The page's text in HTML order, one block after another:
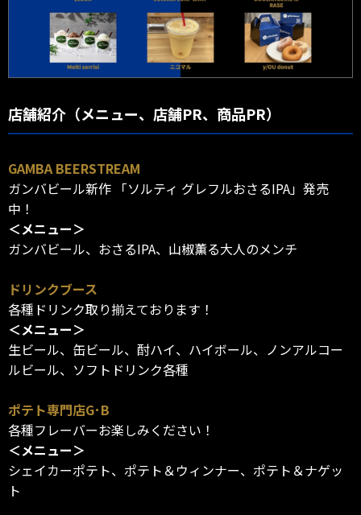
店舗紹介（メニュー、店舗PR、商品PR）
GAMBA BEERSTREAM
ガンバビール新作 「ソルティ グレフルおさるIPA」発売
中！
＜メニュー＞
ガンバビール、おさるIPA、山椒薫る大人のメンチ
ドリンクブース
各種ドリンク取り揃えております！
＜メニュー＞
生ビール、缶ビール、酎ハイ、ハイボール、ノンアルコー
ルビール、ソフトドリンク各種
ポテト専門店G･B
各種フレーバーお楽しみください！
＜メニュー＞
シェイカーポテト、ポテト＆ウィンナー、ポテト＆ナゲッ
ト